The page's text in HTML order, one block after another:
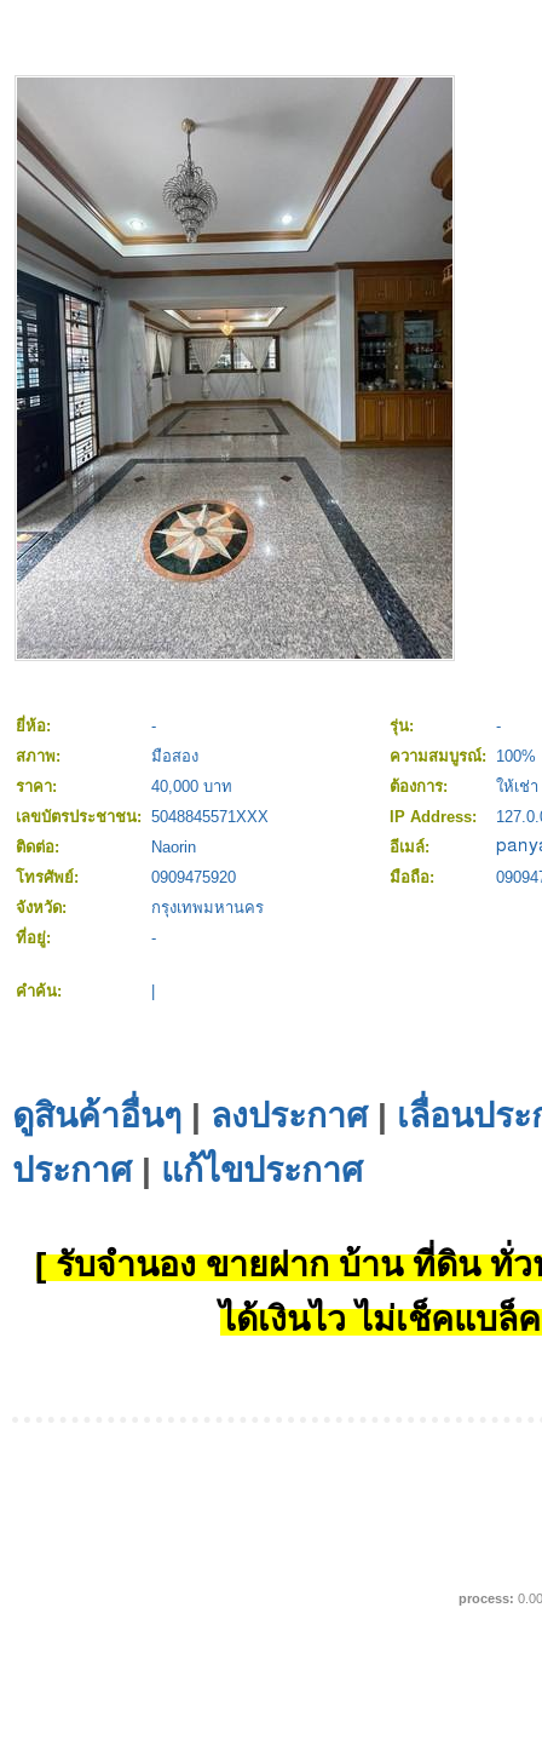
ยี่ห้อ: - รุ่น:
-
สภาพ:
มือสอง ความสมบูรณ์:
100%
ราคา:
40,000 บาท ต้องการ:
ให้เช่า
เลขบัตรประชาชน: 5048845571XXX IP Address:
ติดต่อ:
Naorin
อีเมล์:
โทรศัพย์:
0909475920 มือถือ:
จังหวัด:
กรุงเทพมหานคร
ที่อยู่:
-
คำค้น:
ดูสินค้าอื่นๆ | ลงประกาศ| เลื่อนปร
ประกาศ| แก้ไขประกาศ
[ รับจำนอง ขายฝาก บ้าน ที่ดิน ทั่ว
ได้เงินไว ไม่เช็คแบล็
process: